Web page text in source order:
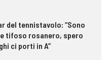
del tennistavolo: “Sono
tifoso rosanero, spero
ci porti in A”